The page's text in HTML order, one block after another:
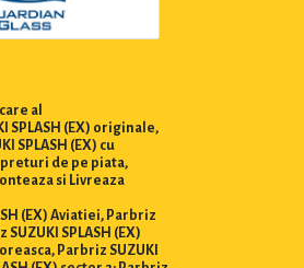
al
(EX) originale,
SPLASH (EX) cu
preturi de pe piata,
si Livreaza
(EX) Aviatiei, Parbriz
SPLASH (EX)
Parbriz SUZUKI